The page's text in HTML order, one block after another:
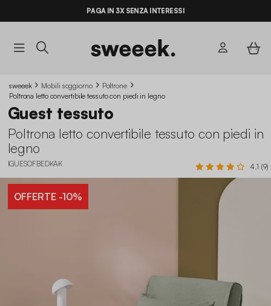
PAGA IN 3X SENZA INTERESSI
sweeek Mobili soggiorno
Poltrone
Poltrona letto convertibile tessuto con piedi in legno
Guest tessuto
Poltrona letto convertibile tessuto con piedi in
legno
IGUESOFBEDKAK 4.1 (9)
OFFERTE-10%